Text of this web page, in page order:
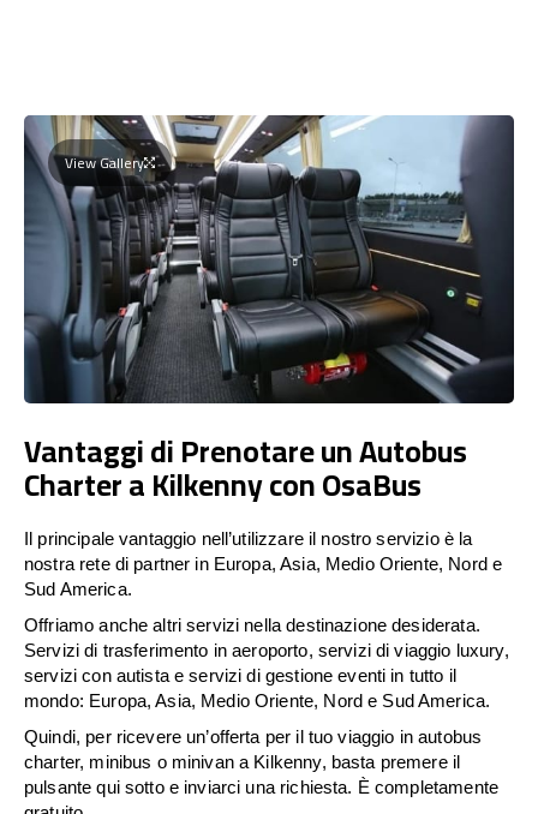
View Gallery
Vantaggi di Prenotare un Autobus
Charter a Kilkenny con OsaBus
Il principale vantaggio nell’utilizzare il nostro servizio è la
nostra rete di partner in Europa, Asia, Medio Oriente, Nord e
Sud America.
Offriamo anche altri servizi nella destinazione desiderata.
Servizi di trasferimento in aeroporto, servizi di viaggio luxury,
servizi con autista e servizi di gestione eventi in tutto il
mondo: Europa, Asia, Medio Oriente, Nord e Sud America.
Quindi, per ricevere un’offerta per il tuo viaggio in autobus
charter, minibus o minivan a Kilkenny, basta premere il
pulsante qui sotto e inviarci una richiesta. È completamente